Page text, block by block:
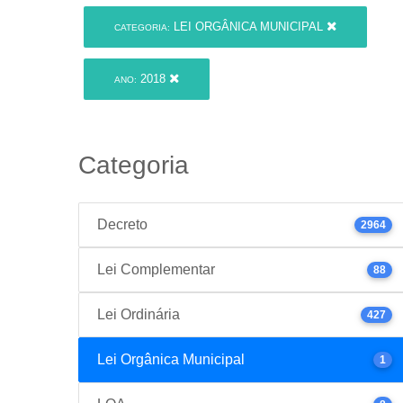
CATEGORIA: LEI ORGÂNICA MUNICIPAL
ANO: 2018
Categoria
Decreto 2964
Lei Complementar 88
Lei Ordinária 427
Lei Orgânica Municipal 1